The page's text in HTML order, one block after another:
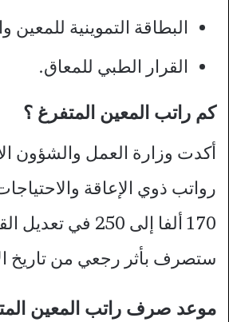
البطاقة التموينية للمعين
القرار الطبي للمعاق.
كم راتب المعين المتفرغ ؟
أكدت وزارة العمل والشؤون
رواتب ذوي الإعاقة
170 ألفا إلى 250 في
ستصرف بأثر رجعي من تاريخ
موعد صرف راتب المعين